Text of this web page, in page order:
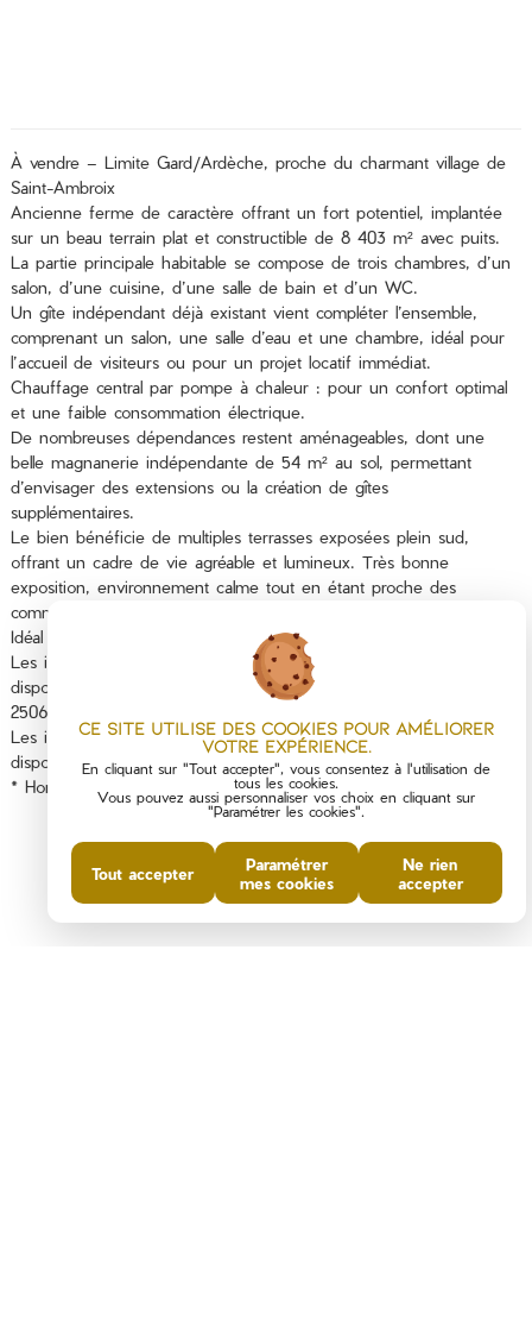
À vendre – Limite Gard/Ardèche, proche du charmant village de
Saint-Ambroix
Ancienne ferme de caractère offrant un fort potentiel, implantée
sur un beau terrain plat et constructible de 8 403 m² avec puits.
La partie principale habitable se compose de trois chambres, d’un
salon, d’une cuisine, d’une salle de bain et d’un WC.
Un gîte indépendant déjà existant vient compléter l’ensemble,
comprenant un salon, une salle d’eau et une chambre, idéal pour
l’accueil de visiteurs ou pour un projet locatif immédiat.
Chauffage central par pompe à chaleur : pour un confort optimal
et une faible consommation électrique.
De nombreuses dépendances restent aménageables, dont une
belle magnanerie indépendante de 54 m² au sol, permettant
d’envisager des extensions ou la création de gîtes
supplémentaires.
Le bien bénéficie de multiples terrasses exposées plein sud,
offrant un cadre de vie agréable et lumineux. Très bonne
exposition, environnement calme tout en étant proche des
commodités.
Idéal pour un projet touristique ou familial à la campagne.
Les informations sur les risques auxquels ce bien est exposé sont
disponibles sur le site Géorisques : www.georisques.gouv.fr Réf. :
2506995 – www.itc-immobilier.com
Les informations sur les risques auxquels ce bien est exposé sont
disponibles sur le site
Géorisques
* Honoraires à la charge du vendeur
Ce site utilise des cookies pour améliorer
votre expérience.
En cliquant sur "Tout accepter", vous consentez à l'utilisation de
tous les cookies.
Vous pouvez aussi personnaliser vos choix en cliquant sur
"Paramétrer les cookies".
Tout accepter
Paramétrer
mes cookies
Ne rien
accepter